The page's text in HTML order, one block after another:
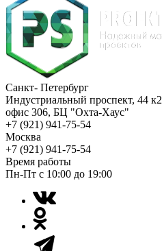
Санкт- Петербург
Индустриальный проспект, 44 к2
офис 306, БЦ "Охта-Хаус"
+7 (921) 941-75-54
Москва
+7 (921) 941-75-54
Время работы
Пн-Пт с 10:00 до 19:00